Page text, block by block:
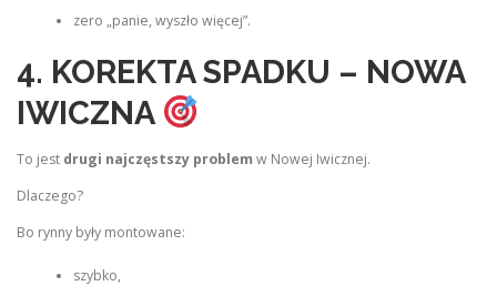
zero „panie, wyszło więcej”.
4. KOREKTA SPADKU – NOWA
IWICZNA
To jest drugi najczęstszy problem w Nowej Iwicznej.
Dlaczego?
Bo rynny były montowane:
szybko,